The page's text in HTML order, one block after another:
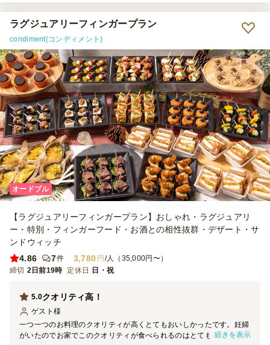
ラグジュアリーフィンガープラン
condiment(コンディメント)
オードブル
【ラグジュアリーフィンガープラン】おしゃれ・ラグジュアリ
ー・特別・フィンガーフード・お酒との相性抜群・デザート・サ
ンドウィッチ
4.86
7件 3,780 円/人（35,000円〜）
締切 2日前19時 定休日 日・祝
クオリティ高！
5.0
ゲスト 様
一つ一つのお料理のクオリティが高くとてもおいしかったです。妊婦
がいたのでお家でこのクオリティが食べられるのはとてもうれしかっ
続きを表示